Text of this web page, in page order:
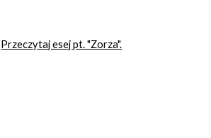
Przeczytaj esej pt. "Zorza".